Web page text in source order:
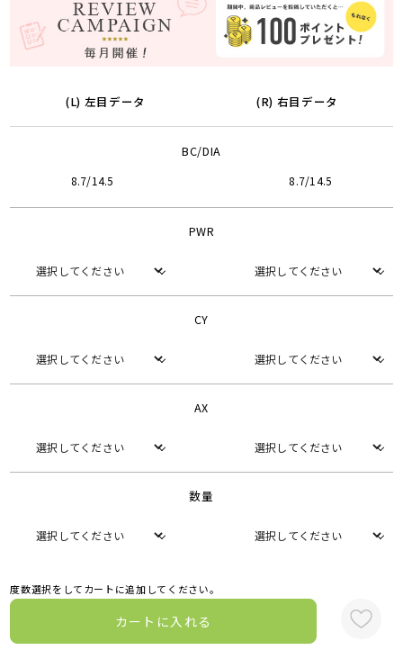
(L) 左目データ (R) 右目データ
BC/DIA
8.7/14.5 8.7/14.5
PWR
CY
AX
数量
度数選択をしてカートに追加してください。
カートに入れる